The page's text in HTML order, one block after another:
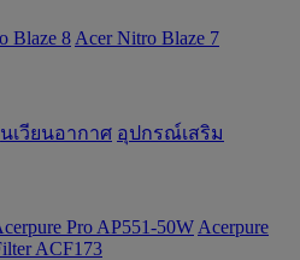
Blaze 8 Acer Nitro Blaze 7
เวียนอากาศ อุปกรณ์เสริม
Pro AP551-50W Acerpure
ACF173